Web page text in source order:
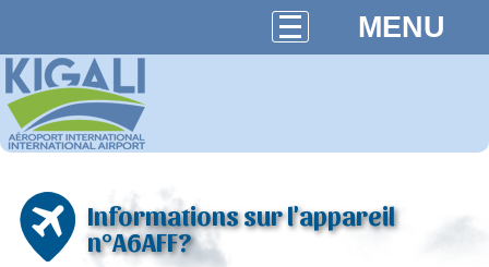
MENU
Informations sur l'appareil
n°A6AFF?